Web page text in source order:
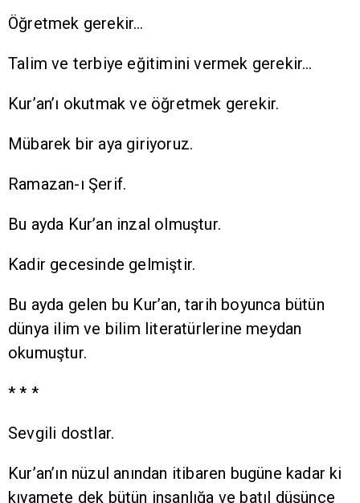
Öğretmek gerekir…
Talim ve terbiye eğitimini vermek gerekir…
Kur’an’ı okutmak ve öğretmek gerekir.
Mübarek bir aya giriyoruz.
Ramazan-ı Şerif.
Bu ayda Kur’an inzal olmuştur.
Kadir gecesinde gelmiştir.
Bu ayda gelen bu Kur’an, tarih boyunca bütün
dünya ilim ve bilim literatürlerine meydan
okumuştur.
* * *
Sevgili dostlar.
Kur’an’ın nüzul anından itibaren bugüne kadar ki
kıyamete dek bütün insanlığa ve batıl düşünce